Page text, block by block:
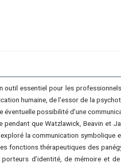
essentiel pour les
humaine, de l’essor de la
possibilité d’une
que Watzlawick, Beavin et
la communication
thérapeutiques des
d’identité, de mémoire et